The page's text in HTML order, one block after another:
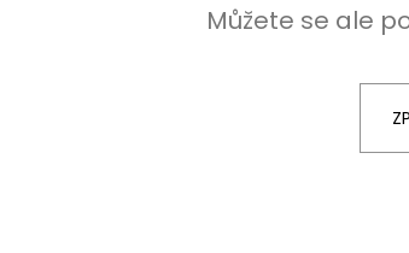
Můžete se ale
NEREZOVÁ LŽIČKA - NA ZAKÁZKU 13,5